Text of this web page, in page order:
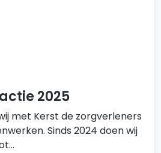
2025
met Kerst de zorgverleners
Sinds 2024 doen wij